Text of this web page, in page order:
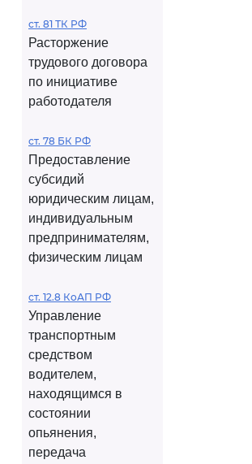
ст. 81 ТК РФ
Расторжение
трудового договора
по инициативе
работодателя
ст. 78 БК РФ
Предоставление
субсидий
юридическим лицам,
индивидуальным
предпринимателям,
физическим лицам
ст. 12.8 КоАП РФ
Управление
транспортным
средством
водителем,
находящимся в
состоянии
опьянения,
передача